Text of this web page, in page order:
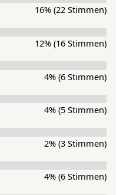
16% (22 Stimmen)
12% (16 Stimmen)
4% (6 Stimmen)
4% (5 Stimmen)
2% (3 Stimmen)
4% (6 Stimmen)